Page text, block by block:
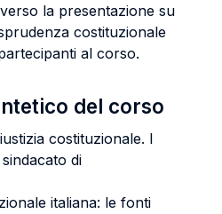
la presentazione su
costituzionale
al corso.
del corso
costituzionale. I
di
italiana: le fonti